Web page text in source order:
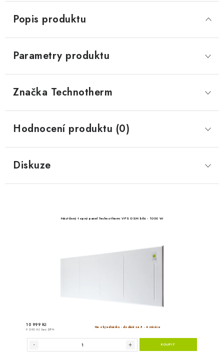
Popis produktu
Parametry produktu
Značka Technotherm
Hodnocení produktu (0)
Diskuze